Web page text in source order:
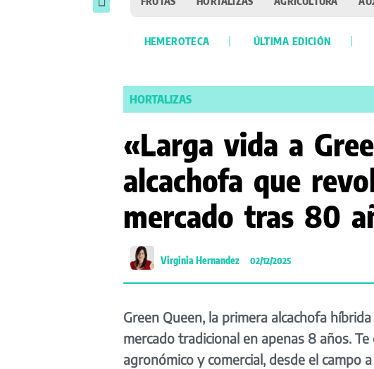
HEMEROTECA ÚLTIMA EDICIÓN
HORTALIZAS
«Larga vida a
alcachofa que
mercado tras 80
Virginia Hernandez 02/12/2025
Green Queen, la primera alcachofa
mercado tradicional en apenas 8 años.
agronómico y comercial, desde el campo